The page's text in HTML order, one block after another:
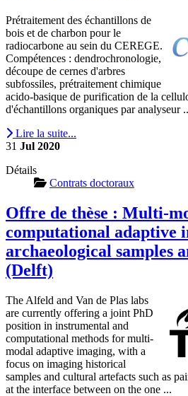
Prétraitement des échantillons de
bois et de charbon pour le
radiocarbone au sein du CEREGE.
Compétences : dendrochronologie,
découpe de cernes d'arbres
subfossiles, prétraitement chimique
acido-basique de purification de la
d'échantillons organiques par analyseur
Lire la suite...
31 Jul 2020
Détails
Contrats doctoraux
Offre de thèse : Multi-
computational adaptive
archaeological samples
(Delft)
The Alfeld and Van de Plas labs
are currently offering a joint PhD
position in instrumental and
computational methods for multi-
modal adaptive imaging, with a
focus on imaging historical
samples and cultural artefacts such as
at the interface between on the one ...